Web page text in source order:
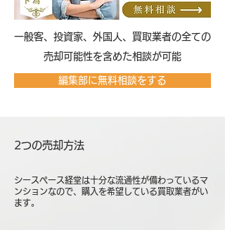
​一般客、投資家、外国人、買取業者の全ての
売却可能性を含めた相談が可能
編集部に無料相談をする
2つの売却方法
シースペース経堂は十分な流通性が備わっているマ
ンションなので、購入を希望している買取業者がい
ます。